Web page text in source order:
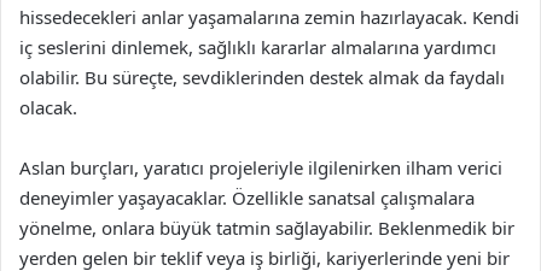
hissedecekleri anlar yaşamalarına zemin hazırlayacak. Kendi
iç seslerini dinlemek, sağlıklı kararlar almalarına yardımcı
olabilir. Bu süreçte, sevdiklerinden destek almak da faydalı
olacak.
Aslan burçları, yaratıcı projeleriyle ilgilenirken ilham verici
deneyimler yaşayacaklar. Özellikle sanatsal çalışmalara
yönelme, onlara büyük tatmin sağlayabilir. Beklenmedik bir
yerden gelen bir teklif veya iş birliği, kariyerlerinde yeni bir